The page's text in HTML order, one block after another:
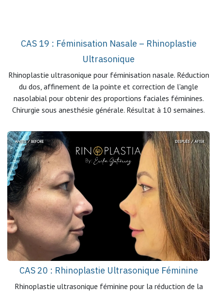
CAS 19 : Féminisation Nasale – Rhinoplastie
Ultrasonique
Rhinoplastie ultrasonique pour féminisation nasale. Réduction
du dos, affinement de la pointe et correction de l'angle
nasolabial pour obtenir des proportions faciales féminines.
Chirurgie sous anesthésie générale. Résultat à 10 semaines.
CAS 20 : Rhinoplastie Ultrasonique Féminine
Rhinoplastie ultrasonique féminine pour la réduction de la